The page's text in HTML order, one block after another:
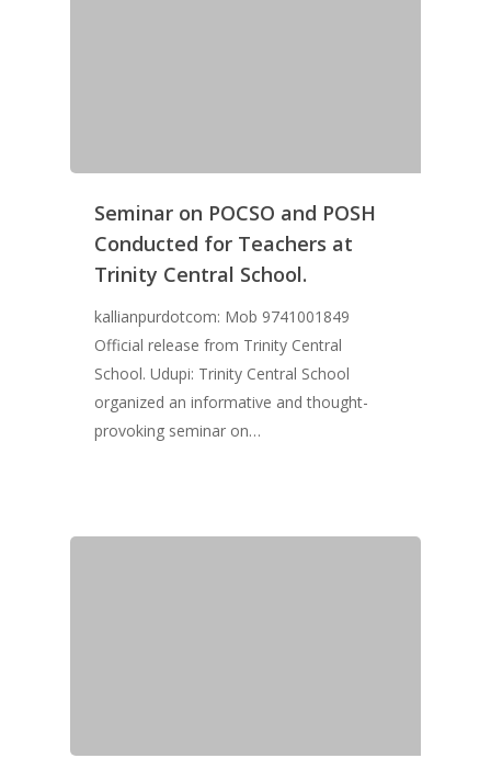
Seminar on POCSO and POSH
Conducted for Teachers at
Trinity Central School.
kallianpurdotcom: Mob 9741001849
Official release from Trinity Central
School. Udupi: Trinity Central School
organized an informative and thought-
provoking seminar on…